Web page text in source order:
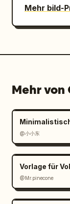
Mehr bild-
Mehr von
@小小东
Vorlage für
@Mr.pinecone